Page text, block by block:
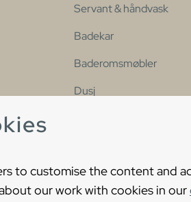
to customise the content and
our work with cookies in our
Servant & håndvask
Badekar
Baderomsmøbler
Dusj